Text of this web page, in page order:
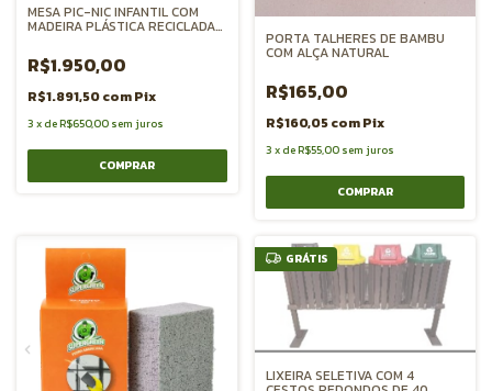
MESA PIC-NIC INFANTIL COM
MADEIRA PLÁSTICA RECICLADA
R$1.950,00
R$1.891,50comPix
3 xdeR$650,00 sem juros
PORTA TALHERES DE BAMBU
COM ALÇA NATURAL
R$165,00
R$160,05comPix
3 xdeR$55,00 sem juros
GRÁTIS
LIXEIRA SELETIVA COM 4